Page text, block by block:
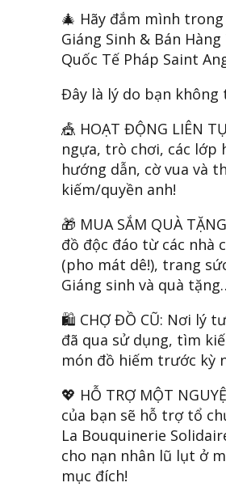
🎄 Hãy đắm mình
Giáng Sinh & Bán
Quốc Tế Pháp Saint
Đây là lý do bạn không
🎪 HOẠT ĐỘNG LIÊN
ngựa, trò chơi, các lớp
hướng dẫn, cờ vua và
kiếm/quyền anh!
🎁 MUA SẮM QUÀ
đồ độc đáo từ các nhà
(pho mát dê!), trang
Giáng sinh và quà
🛍️ CHỢ ĐỒ CŨ: Nơi lý
đã qua sử dụng, tìm
món đồ hiếm trước kỳ
💖 HỖ TRỢ MỘT
của bạn sẽ hỗ trợ tổ
La Bouquinerie
cho nạn nhân lũ lụt ở
mục đích!